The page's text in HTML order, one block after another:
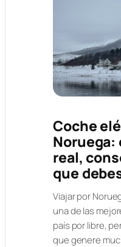
Coche
Noruega:
real,
que
Viajar por
una de las
país por libre,
que genere